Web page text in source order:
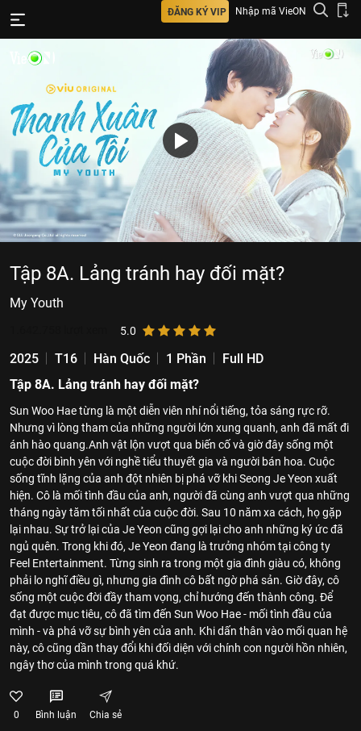
ĐĂNG KÝ VIP Nhập mã VieON
Tập 8A. Lảng tránh hay đối mặt?
My Youth
5.0
2025 T16 Hàn Quốc 1 Phần
Full HD
Tập 8A. Lảng tránh hay đối mặt?
Sun Woo Hae từng là một diễn viên nhí nổi tiếng, tỏa sáng rực rỡ.
Nhưng vì lòng tham của những người lớn xung quanh, anh đã mất đi
ánh hào quang.Anh vật lộn vượt qua biến cố và giờ đây sống một
cuộc đời bình yên với nghề tiểu thuyết gia và người bán hoa. Cuộc
sống tĩnh lặng của anh đột nhiên bị phá vỡ khi Seong Je Yeon xuất
hiện. Cô là mối tình đầu của anh, người đã cùng anh vượt qua những
tháng ngày tăm tối nhất của cuộc đời. Sau 10 năm xa cách, họ gặp
lại nhau. Sự trở lại của Je Yeon cũng gợi lại cho anh những ký ức đã
ngủ quên. Trong khi đó, Je Yeon đang là trưởng nhóm tại công ty
Feel Entertainment. Từng sinh ra trong một gia đình giàu có, không
phải lo nghĩ điều gì, nhưng gia đình cô bất ngờ phá sản. Giờ đây, cô
sống một cuộc đời đầy tham vọng, chỉ hướng đến thành công. Để
đạt được mục tiêu, cô đã tìm đến Sun Woo Hae - mối tình đầu của
mình - và phá vỡ sự bình yên của anh. Khi dấn thân vào mối quan hệ
này, cô cũng dần thay đổi khi đối diện với chính con người hồn nhiên,
ngây thơ của mình trong quá khứ.
0 Bình luận Chia sẻ